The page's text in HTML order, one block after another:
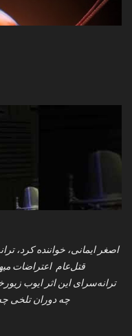
قتل‌عام اعتراضات
ترانه‌سرای این اثر ایوب
چه دوران تلخی